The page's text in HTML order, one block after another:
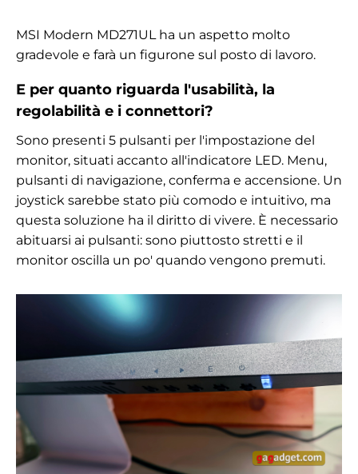
MSI Modern MD271UL ha un aspetto molto
gradevole e farà un figurone sul posto di lavoro.
E per quanto riguarda l'usabilità, la
regolabilità e i connettori?
Sono presenti 5 pulsanti per l'impostazione del
monitor, situati accanto all'indicatore LED. Menu,
pulsanti di navigazione, conferma e accensione. Un
joystick sarebbe stato più comodo e intuitivo, ma
questa soluzione ha il diritto di vivere. È necessario
abituarsi ai pulsanti: sono piuttosto stretti e il
monitor oscilla un po' quando vengono premuti.